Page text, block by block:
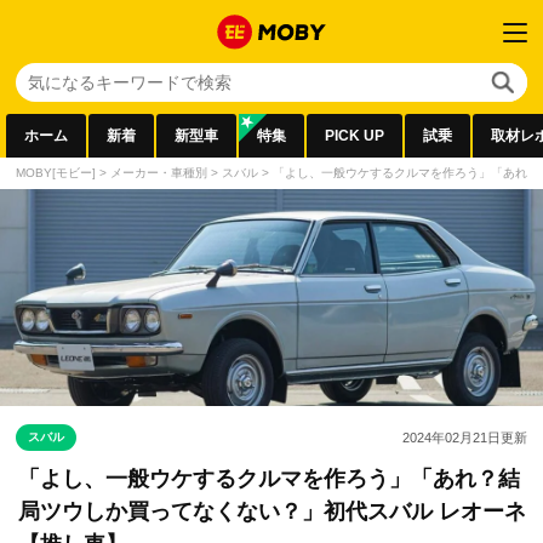
ホーム 新着 新型車 特集 PICK UP 試乗 取材レ
MOBY[モビー] > メーカー・車種別 > スバル > 「よし、一般ウケするクルマを作ろう」「あれ
スバル 2024年02月21日更新
「よし、一般ウケするクルマを作ろう」「あれ？結
局ツウしか買ってなくない？」初代スバル レオーネ